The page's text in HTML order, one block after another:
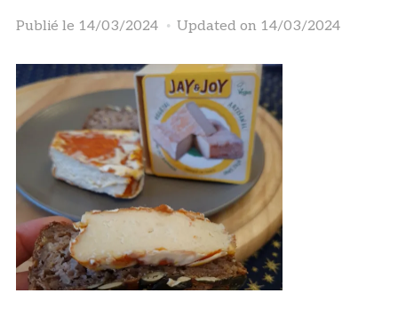
Publié le 14/03/2024 Updated on 14/03/2024